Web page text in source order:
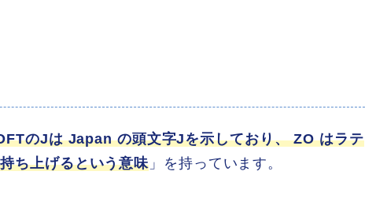
のJは Japan の頭文字Jを示しており、 ZO はラテ
ち上げるという意味 」を持っています。